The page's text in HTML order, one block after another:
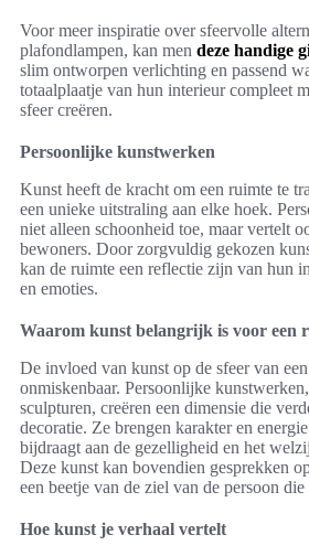
Voor meer inspiratie over sfeervolle
plafondlampen, kan men deze handige
slim ontworpen verlichting en passend
totaalplaatje van hun interieur compleet
sfeer creëren.
Persoonlijke kunstwerken
Kunst heeft de kracht om een ruimte te
een unieke uitstraling aan elke hoek.
niet alleen schoonheid toe, maar vertelt
bewoners. Door zorgvuldig gekozen
kan de ruimte een reflectie zijn van hun
en emoties.
Waarom kunst belangrijk is voor een
De invloed van kunst op de sfeer van
onmiskenbaar. Persoonlijke
sculpturen, creëren een dimensie die
decoratie. Ze brengen karakter en
bijdraagt aan de gezelligheid en het
Deze kunst kan bovendien gesprekken
een beetje van de ziel van de persoon
Hoe kunst je verhaal vertelt